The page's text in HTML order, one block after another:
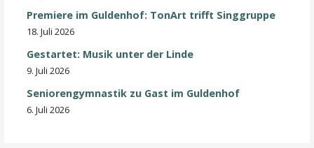
Premiere im Guldenhof: TonArt trifft Singgruppe
18. Juli 2026
Gestartet: Musik unter der Linde
9. Juli 2026
Seniorengymnastik zu Gast im Guldenhof
6. Juli 2026